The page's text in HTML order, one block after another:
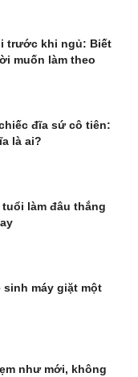
trước khi ngủ: Biết
muốn làm theo
đĩa sứ cô tiên:
là ai?
làm đâu thắng
sinh máy giặt một
như mới, không